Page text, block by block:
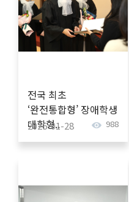
전국 최초
‘완전통합형’ 장애학생
대학형..
2026-01-28 988